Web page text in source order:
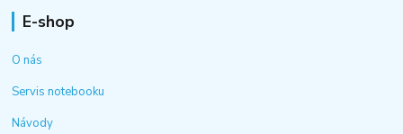
E-shop
O nás
Servis notebooku
Návody